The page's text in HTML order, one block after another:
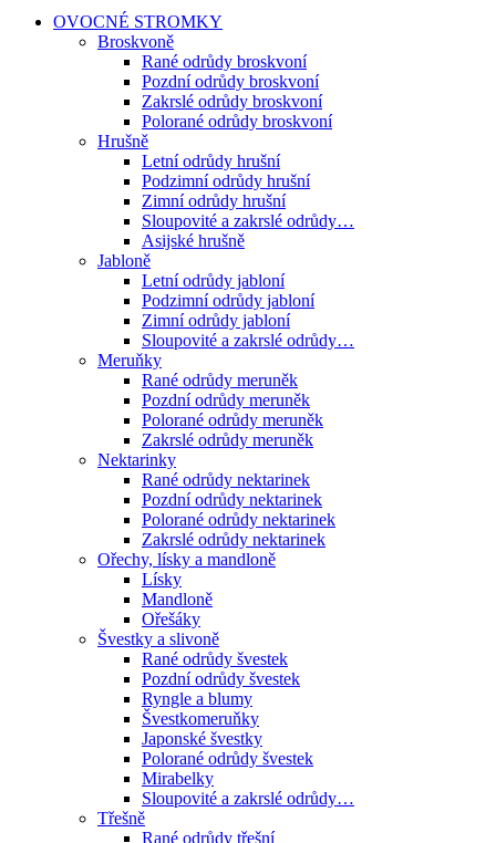
OVOCNÉ STROMKY
Broskvoně
Rané odrůdy broskvoní
Pozdní odrůdy broskvoní
Zakrslé odrůdy broskvoní
Polorané odrůdy broskvoní
Hrušně
Letní odrůdy hrušní
Podzimní odrůdy hrušní
Zimní odrůdy hrušní
Sloupovité a zakrslé odrůdy…
Asijské hrušně
Jabloně
Letní odrůdy jabloní
Podzimní odrůdy jabloní
Zimní odrůdy jabloní
Sloupovité a zakrslé odrůdy…
Meruňky
Rané odrůdy meruněk
Pozdní odrůdy meruněk
Polorané odrůdy meruněk
Zakrslé odrůdy meruněk
Nektarinky
Rané odrůdy nektarinek
Pozdní odrůdy nektarinek
Polorané odrůdy nektarinek
Zakrslé odrůdy nektarinek
Ořechy, lísky a mandloně
Lísky
Mandloně
Ořešáky
Švestky a slivoně
Rané odrůdy švestek
Pozdní odrůdy švestek
Ryngle a blumy
Švestkomeruňky
Japonské švestky
Polorané odrůdy švestek
Mirabelky
Sloupovité a zakrslé odrůdy…
Třešně
Rané odrůdy třešní